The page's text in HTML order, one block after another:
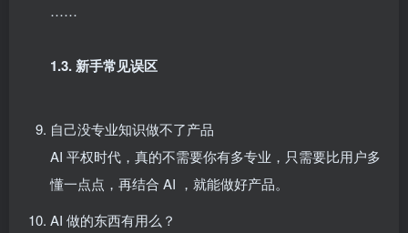
……​
1.3. 新手常见误区​
自己没专业知识做不了产品​
AI 平权时代，真的不需要你有多专业，只需要比用户多
懂一点点，再结合 AI ，就能做好产品。​
AI 做的东西有用么？​